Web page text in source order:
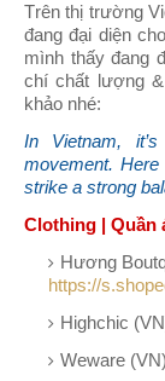
Trên thị trường
đang đại diện
mình thấy đang
chí chất lượng
khảo nhé:
In Vietnam,
movement.
strike a strong
Clothing | Quần
Hương
https://
Highchic
Weware